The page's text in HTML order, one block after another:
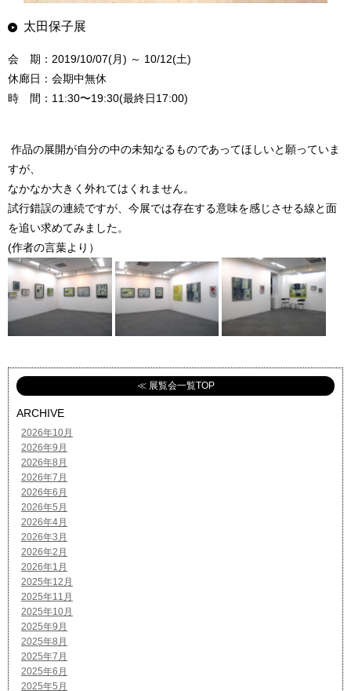
太田保子展
会 期：2019/10/07(月) ～ 10/12(土)
休廊日：会期中無休
時 間：11:30〜19:30(最終日17:00)
作品の展開が自分の中の未知なるものであってほしいと願っていま
すが、
なかなか大きく外れてはくれません。
試行錯誤の連続ですが、今展では存在する意味を感じさせる線と面
を追い求めてみました。
(作者の言葉より）
≪ 展覧会一覧TOP
ARCHIVE
2026年10月
2026年9月
2026年8月
2026年7月
2026年6月
2026年5月
2026年4月
2026年3月
2026年2月
2026年1月
2025年12月
2025年11月
2025年10月
2025年9月
2025年8月
2025年7月
2025年6月
2025年5月